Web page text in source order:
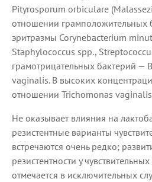
Pityrosporum orbiculare
отношении грамположительных
эритразмы Corynebacterium
Staphylococcus spp.,
грамотрицательных бактерий —
vaginalis. В высоких
отношении Trichomonas
Не оказывает влияния на
резистентные варианты
встречаются очень редко;
резистентности у
отмечается в исключительных